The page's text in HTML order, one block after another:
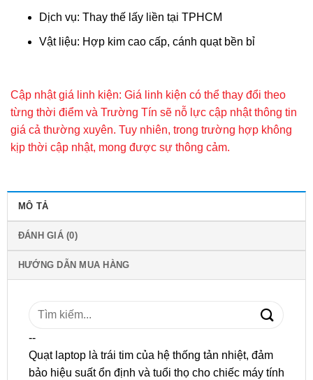
Dịch vụ: Thay thế lấy liền tại TPHCM
Vật liệu: Hợp kim cao cấp, cánh quạt bền bỉ
Cập nhật giá linh kiện: Giá linh kiện có thể thay đổi theo
từng thời điểm và Trường Tín sẽ nỗ lực cập nhật thông tin
giá cả thường xuyên. Tuy nhiên, trong trường hợp không
kịp thời cập nhật, mong được sự thông cảm.
MÔ TẢ
ĐÁNH GIÁ (0)
HƯỚNG DẪN MUA HÀNG
Tìm
--
Quạt laptop là trái tim của hệ thống tản nhiệt, đảm
bảo hiệu suất ổn định và tuổi thọ cho chiếc máy tính